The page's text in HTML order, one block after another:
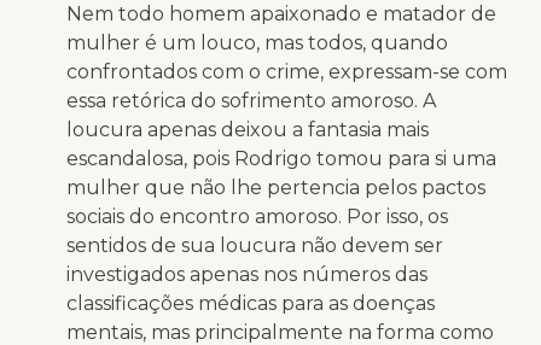
Nem todo homem apaixonado e matador de
mulher é um louco, mas todos, quando
confrontados com o crime, expressam-se com
essa retórica do sofrimento amoroso. A
loucura apenas deixou a fantasia mais
escandalosa, pois Rodrigo tomou para si uma
mulher que não lhe pertencia pelos pactos
sociais do encontro amoroso. Por isso, os
sentidos de sua loucura não devem ser
investigados apenas nos números das
classificações médicas para as doenças
mentais, mas principalmente na forma como